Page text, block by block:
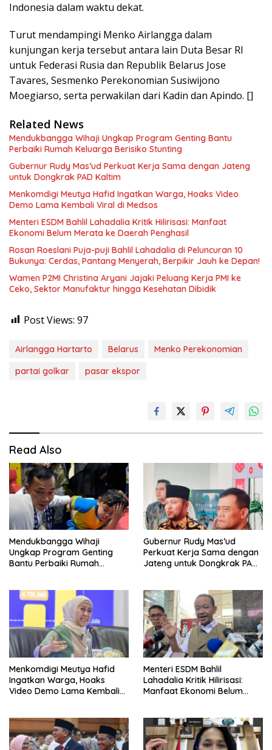
Indonesia dalam waktu dekat.
Turut mendampingi Menko Airlangga dalam
kunjungan kerja tersebut antara lain Duta Besar RI
untuk Federasi Rusia dan Republik Belarus Jose
Tavares, Sesmenko Perekonomian Susiwijono
Moegiarso, serta perwakilan dari Kadin dan Apindo. []
Related News
Mendukbangga Wihaji Ungkap Program Genting Bantu
Perbaiki Rumah Keluarga Berisiko Stunting
Gubernur Rudy Mas’ud Perkuat Kerja Sama dengan Jateng
untuk Dongkrak PAD Kaltim
Menkomdigi Meutya Hafid Ingatkan Warga, Hoaks Video
Demo Lama Kembali Viral di Medsos
Menteri ESDM Bahlil Lahadalia Kritik Hilirisasi: Manfaat
Ekonomi Belum Merata ke Daerah Penghasil
Rosan Roeslani Puja-puji Bahlil Lahadalia di Peluncuran 10
Bukunya: Cerdas, Pantang Menyerah, Berpikir Jauh ke Depan!
Wamen P2MI Christina Aryani Jajaki Peluang Kerja PMI ke
Ceko, Sektor Manufaktur hingga Kesehatan Dibidik
Post Views: 97
Airlangga Hartarto Belarus
Menko Perekonomian
partai golkar
pasar ekspor
Read Also
Mendukbangga Wihaji
Ungkap Program Genting
Bantu Perbaiki Rumah
Gubernur Rudy Mas’ud
Perkuat Kerja Sama dengan
Jateng untuk Dongkrak PAD
Menkomdigi Meutya Hafid
Ingatkan Warga, Hoaks
Video Demo Lama Kembali
Menteri ESDM Bahlil
Lahadalia Kritik Hilirisasi:
Manfaat Ekonomi Belum